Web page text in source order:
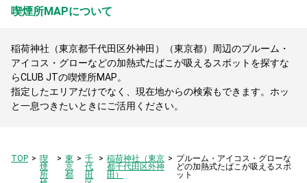
喫煙所MAPについて
稲荷神社（東京都千代田区外神田）（東京都）周辺のプルーム・
アイコス・グローなどの加熱式たばこが吸えるスポットを探すな
らCLUB JTの喫煙所MAP。
指定したエリアだけでなく、現在地からの検索もできます。ホッ
と一息つきたいときにご活用ください。
TOP
喫
煙
所
東
京
都
千
代
田
稲荷神社（東京
都千代田区外神
田）
プルーム・アイコス・グローな
どの加熱式たばこが吸えるスポ
ット